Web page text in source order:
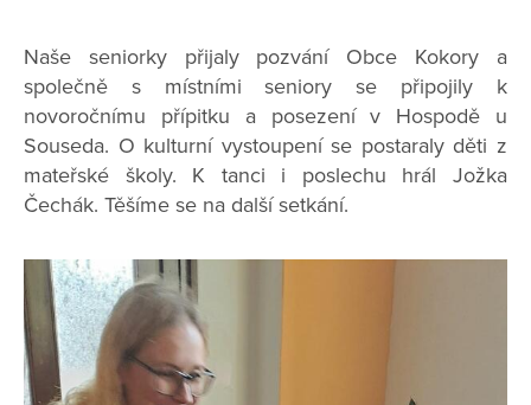
Naše seniorky přijaly pozvání Obce Kokory a
společně s místními seniory se připojily k
novoročnímu přípitku a posezení v Hospodě u
Souseda. O kulturní vystoupení se postaraly děti z
mateřské školy. K tanci i poslechu hrál Jožka
Čechák. Těšíme se na další setkání.